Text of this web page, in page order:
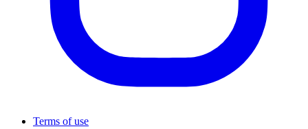
Terms of use